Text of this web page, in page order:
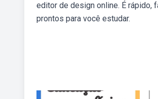
editor de design online. É rápido,
prontos para você estudar.